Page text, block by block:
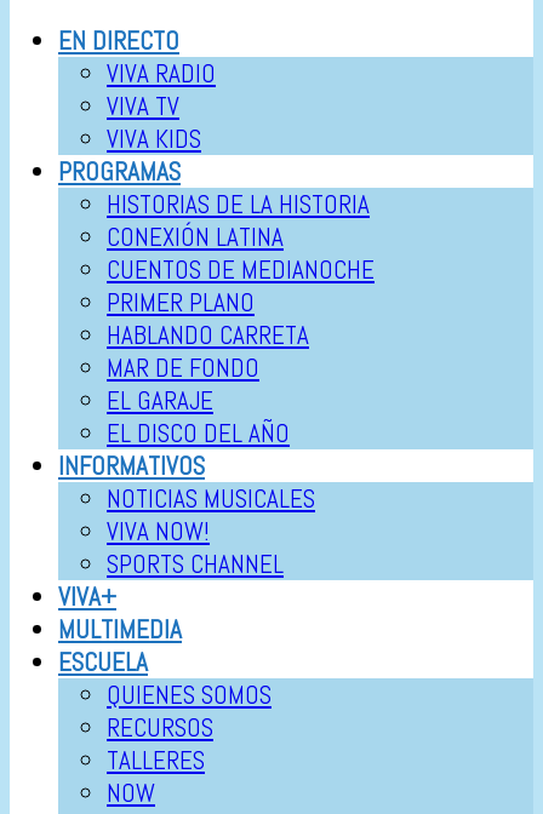
EN DIRECTO
VIVA RADIO
VIVA TV
VIVA KIDS
PROGRAMAS
HISTORIAS DE LA HISTORIA
CONEXIÓN LATINA
CUENTOS DE MEDIANOCHE
PRIMER PLANO
HABLANDO CARRETA
MAR DE FONDO
EL GARAJE
EL DISCO DEL AÑO
INFORMATIVOS
NOTICIAS MUSICALES
VIVA NOW!
SPORTS CHANNEL
VIVA+
MULTIMEDIA
ESCUELA
QUIENES SOMOS
RECURSOS
TALLERES
NOW